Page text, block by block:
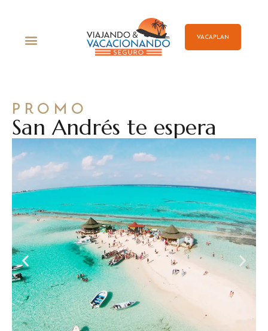
VACAPLAN
PROMO
San Andrés te espera